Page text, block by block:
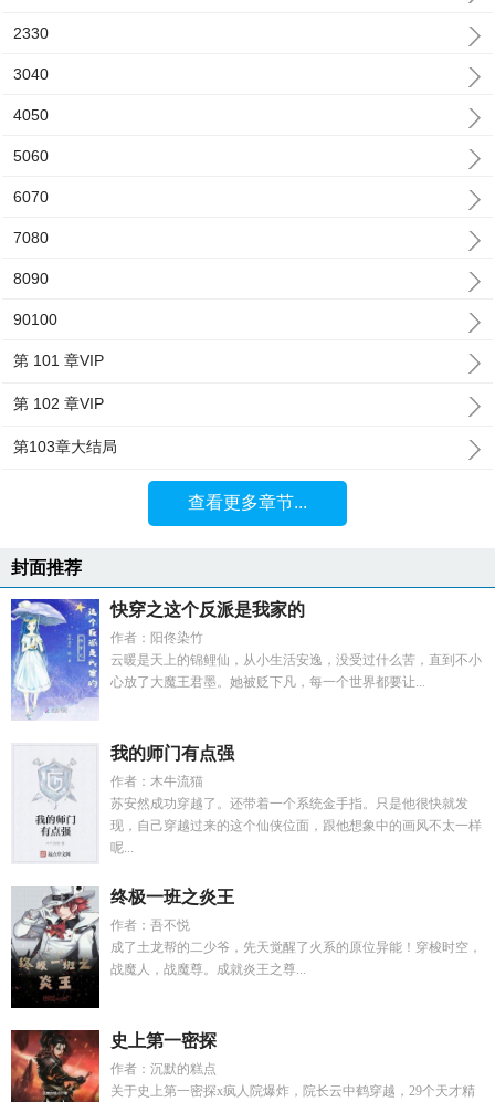
2330
3040
4050
5060
6070
7080
8090
90100
第 101 章VIP
第 102 章VIP
第103章大结局
查看更多章节...
封面推荐
快穿之这个反派是我家的
作者：阳佟染竹
云暖是天上的锦鲤仙，从小生活安逸，没受过什么苦，直到不小
心放了大魔王君墨。她被贬下凡，每一个世界都要让...
我的师门有点强
作者：木牛流猫
苏安然成功穿越了。还带着一个系统金手指。只是他很快就发
现，自己穿越过来的这个仙侠位面，跟他想象中的画风不太一样
呢...
终极一班之炎王
作者：吾不悦
成了土龙帮的二少爷，先天觉醒了火系的原位异能！穿梭时空，
战魔人，战魔尊。成就炎王之尊...
史上第一密探
作者：沉默的糕点
关于史上第一密探x疯人院爆炸，院长云中鹤穿越，29个天才精